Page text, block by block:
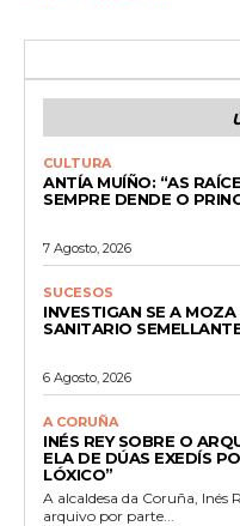
CULTURA
ANTÍA MUÍÑO: “AS
SEMPRE DENDE O
7 Agosto, 2026
SUCESOS
INVESTIGAN SE A
SANITARIO
6 Agosto, 2026
A CORUÑA
INÉS REY SOBRE O
ELA DE DÚAS EXEDÍS
LÓXICO”
A alcaldesa da Coruña, Inés
arquivo por parte...